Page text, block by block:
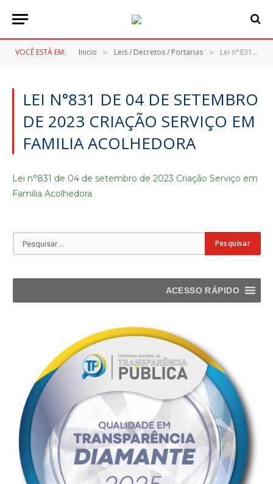
VOCÊ ESTÁ EM: Inicio » Leis / Decretos / Portarias » Lei n°831 de 04 de setembro de 2023 Criação Serviço em Familia Acolhedora
LEI N°831 DE 04 DE SETEMBRO
DE 2023 CRIAÇÃO SERVIÇO EM
FAMILIA ACOLHEDORA
Lei n°831 de 04 de setembro de 2023 Criação Serviço em
Familia Acolhedora
ACESSO RÁPIDO